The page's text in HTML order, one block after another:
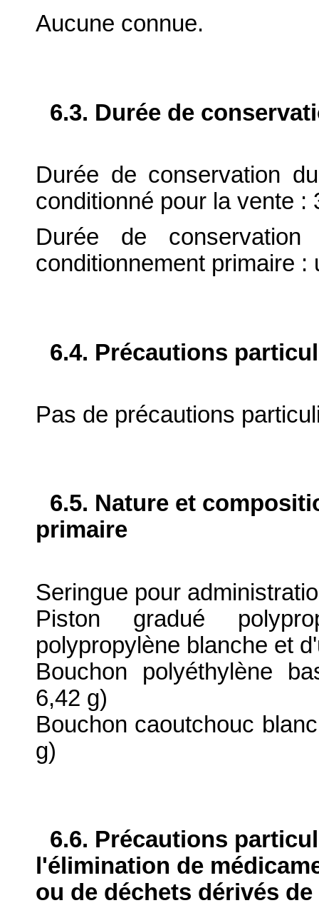
Aucune connue.
6.3. Durée de
Durée de conservation
conditionné pour la vente :
Durée de
conditionnement primaire :
6.4. Précautions
Pas de précautions
6.5. Nature et
primaire
Seringue pour
Piston gradué
polypropylène blanche et
Bouchon polyéthylène
6,42 g)
Bouchon caoutchouc
g)
6.6. Précautions
l'élimination de
ou de déchets dérivés